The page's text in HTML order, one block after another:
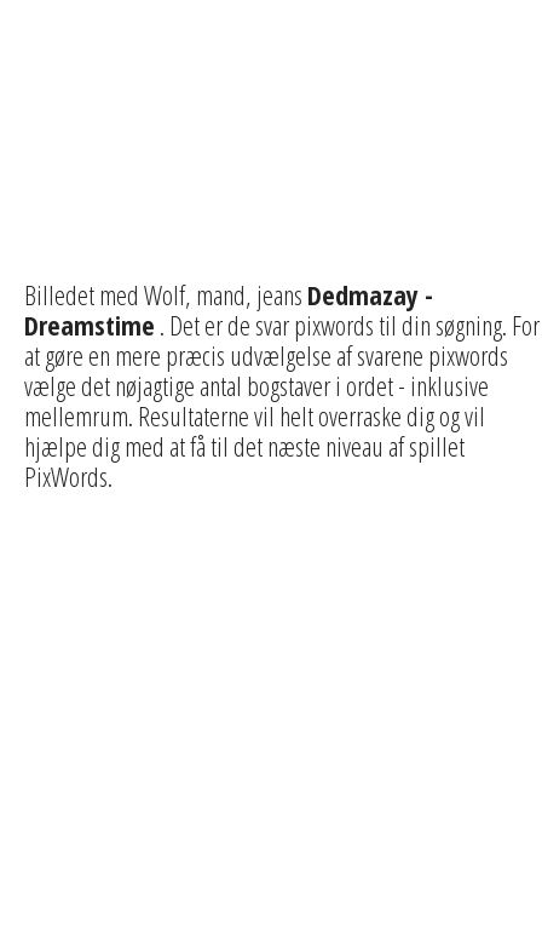
Billedet med Wolf, mand, jeans Dedmazay -
Dreamstime . Det er de svar pixwords til din søgning. For
at gøre en mere præcis udvælgelse af svarene pixwords
vælge det nøjagtige antal bogstaver i ordet - inklusive
mellemrum. Resultaterne vil helt overraske dig og vil
hjælpe dig med at få til det næste niveau af spillet
PixWords.